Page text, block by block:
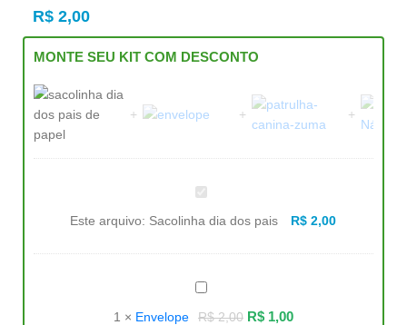
R$ 2,00
MONTE SEU KIT COM DESCONTO
Sacolinha
dia
pais
Este arquivo: Sacolinha dia dos pais R$ 2,00
Envelope
1 × Envelope R$2,00 R$1,00